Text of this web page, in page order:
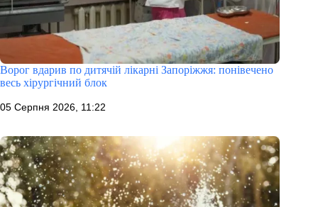
Ворог вдарив по дитячій лікарні Запоріжжя: понівечено
весь хірургічний блок
05 Серпня 2026, 11:22